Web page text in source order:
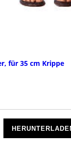
für 35 cm Krippe